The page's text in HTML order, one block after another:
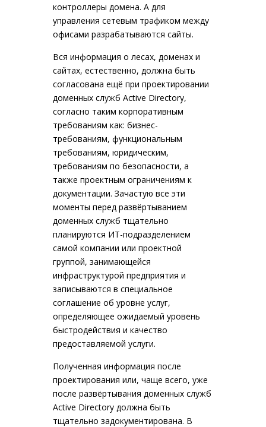
контроллеры домена. А для
управления сетевым трафиком между
офисами разрабатываются сайты.
Вся информация о лесах, доменах и
сайтах, естественно, должна быть
согласована ещё при проектировании
доменных служб Active Directory,
согласно таким корпоративным
требованиям как: бизнес-
требованиям, функциональным
требованиям, юридическим,
требованиям по безопасности, а
также проектным ограничениям к
документации. Зачастую все эти
моменты перед развёртыванием
доменных служб тщательно
планируются ИТ-подразделением
самой компании или проектной
группой, занимающейся
инфраструктурой предприятия и
записываются в специальное
соглашение об уровне услуг,
определяющее ожидаемый уровень
быстродействия и качество
предоставляемой услуги.
Полученная информация после
проектирования или, чаще всего, уже
после развёртывания доменных служб
Active Directory должна быть
тщательно задокументирована. В